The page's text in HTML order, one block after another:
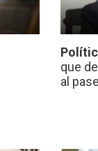
que
al